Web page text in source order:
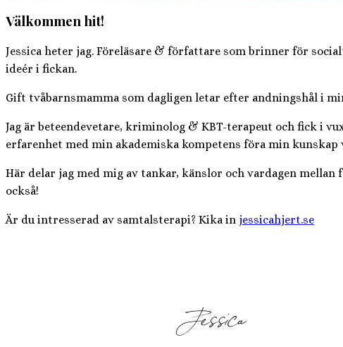
Välkommen hit!
Jessica heter jag. Föreläsare & författare som brinner för
ideér i fickan.
Gift tvåbarnsmamma som dagligen letar efter andningshål i
Jag är beteendevetare, kriminolog & KBT-terapeut och fick i
erfarenhet med min akademiska kompetens föra min
Här delar jag med mig av tankar, känslor och vardagen
också!
Är du intresserad av samtalsterapi? Kika in jessicahjert.se